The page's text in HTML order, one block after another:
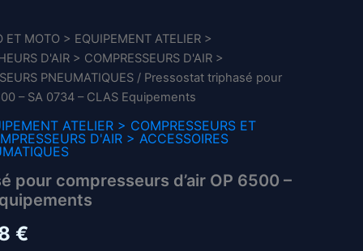
ET MOTO > EQUIPEMENT ATELIER >
D'AIR > COMPRESSEURS D'AIR >
PNEUMATIQUES / Pressostat triphasé pour
– SA 0734 – CLAS Equipements
ATELIER > COMPRESSEURS ET
D'AIR > ACCESSOIRES
pour compresseurs d’air OP 6500 –
€